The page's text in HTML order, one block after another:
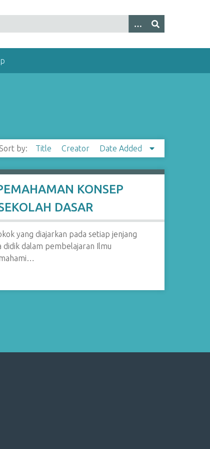
by: Title Creator Date Added
KONSEP
DASAR
yang diajarkan pada setiap jenjang
dalam pembelajaran Ilmu